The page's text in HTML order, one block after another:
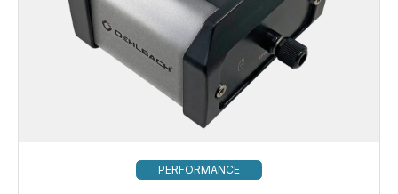
PERFORMANCE